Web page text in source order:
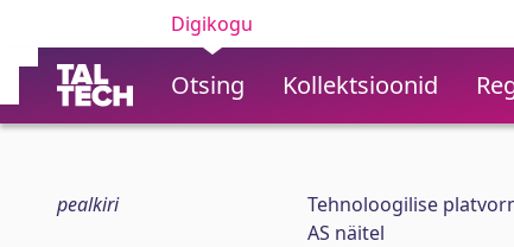
Digikogu
Otsing Kollektsioonid
pealkiri
Tehnoloogilise
AS näitel